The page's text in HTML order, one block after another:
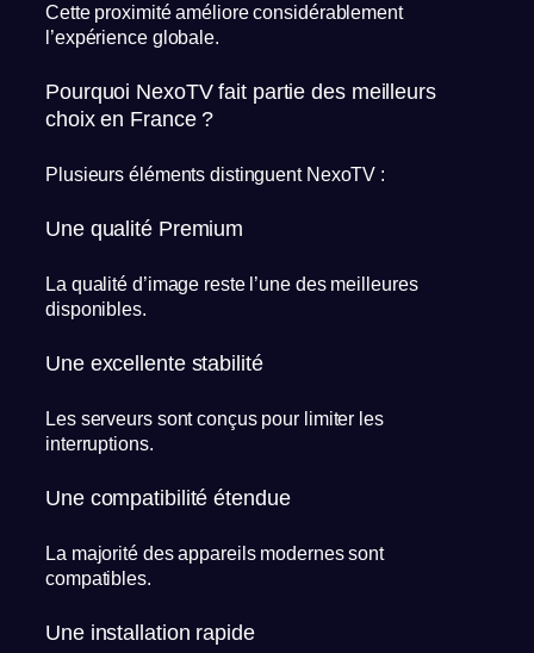
Cette proximité améliore considérablement
l’expérience globale.
Pourquoi NexoTV fait partie des meilleurs
choix en France ?
Plusieurs éléments distinguent NexoTV :
Une qualité Premium
La qualité d’image reste l’une des meilleures
disponibles.
Une excellente stabilité
Les serveurs sont conçus pour limiter les
interruptions.
Une compatibilité étendue
La majorité des appareils modernes sont
compatibles.
Une installation rapide